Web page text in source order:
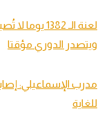
لعنة الـ
ويتصدر الدوري مؤقتا
مدرب الإسماعيلي:
للغاية